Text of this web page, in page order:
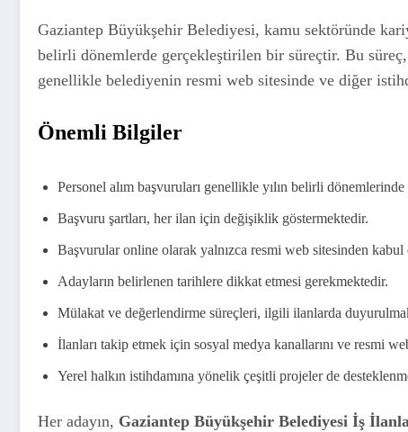
Gaziantep Büyükşehir Belediyesi, kamu sektöründe
belirli dönemlerde gerçekleştirilen bir süreçtir. Bu
genellikle belediyenin resmi web sitesinde ve diğer
Önemli Bilgiler
Personel alım başvuruları genellikle yılın belirli dönemlerinde
Başvuru şartları, her ilan için değişiklik göstermektedir.
Başvurular online olarak yalnızca resmi web sitesinden kabul
Adayların belirlenen tarihlere dikkat etmesi gerekmektedir.
Mülakat ve değerlendirme süreçleri, ilgili ilanlarda
İlanları takip etmek için sosyal medya kanallarını ve resmi
Yerel halkın istihdamına yönelik çeşitli projeler de
Her adayın, Gaziantep Büyükşehir Belediyesi İş